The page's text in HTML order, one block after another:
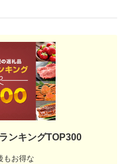
ンキングTOP300
もお得な